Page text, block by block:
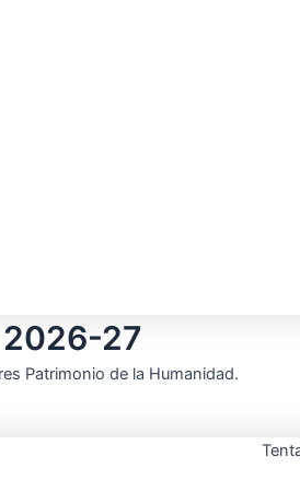
27
Patrimonio de la Humanidad.